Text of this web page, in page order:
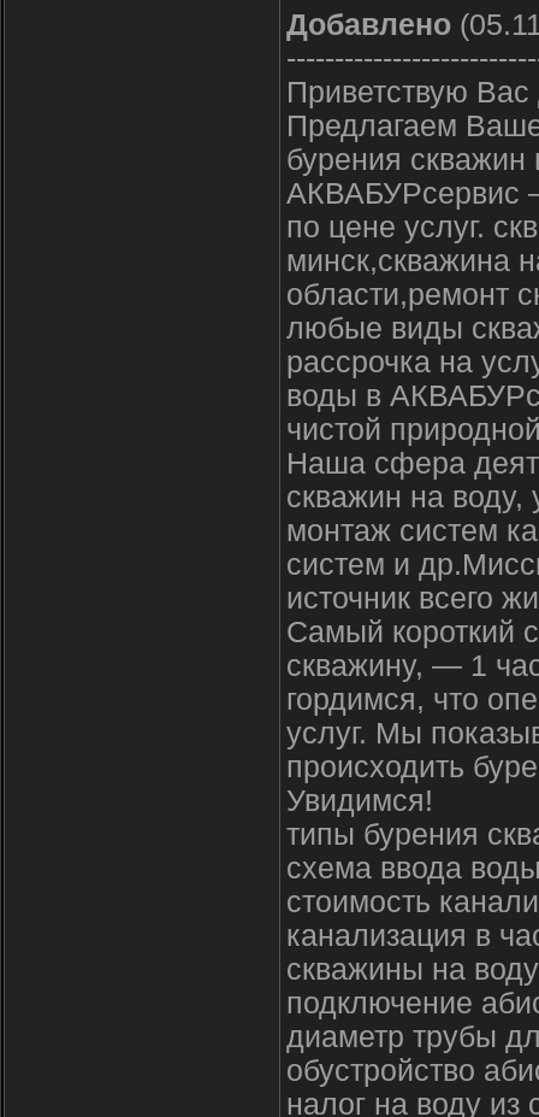
Добавлено
Приветствую Вас
Предлагаем
бурения
АКВАБУРсервис
по цене услуг.
минск,скважина
области,ремонт
любые виды
рассрочка на
воды в
чистой
Наша сфера
скважин на воду,
монтаж систем
систем и
источник всего
Самый короткий
скважину, — 1
гордимся, что
услуг. Мы
происходить
Увидимся!
типы бурения
схема ввода
стоимость
канализация в
скважины на
подключение
диаметр трубы
обустройство
налог на воду из